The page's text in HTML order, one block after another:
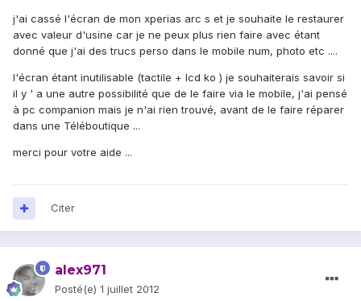
j'ai cassé l'écran de mon xperias arc s et je souhaite le restaurer
avec valeur d'usine car je ne peux plus rien faire avec étant
donné que j'ai des trucs perso dans le mobile num, photo etc ....
l'écran étant inutilisable (tactile + lcd ko ) je souhaiterais savoir si
il y ' a une autre possibilité que de le faire via le mobile, j'ai pensé
à pc companion mais je n'ai rien trouvé, avant de le faire réparer
dans une Téléboutique ...
merci pour votre aide ...
Citer
alex971
Posté(e) 1 juillet 2012